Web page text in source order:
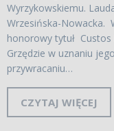
Wyrzykowskiemu.
Wrzesińska-Nowacka.
honorowy tytuł Custos
Grzędzie w uznaniu
przywracaniu…
CZYTAJ WIĘCEJ